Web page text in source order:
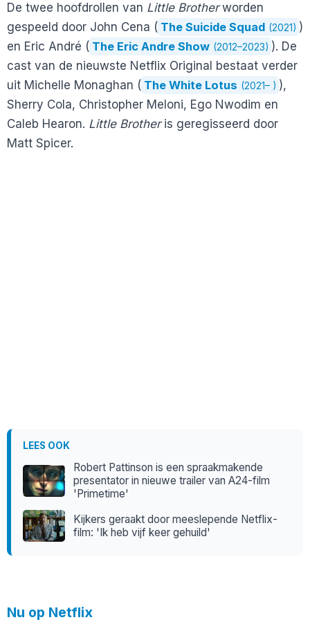
De twee hoofdrollen van Little Brotherworden
gespeeld door John Cena ( The Suicide Squad (2021) )
en Eric André ( The Eric Andre Show (2012–2023) ). De
cast van de nieuwste Netflix Original bestaat verder
uit Michelle Monaghan ( The White Lotus (2021– ) ),
Sherry Cola, Christopher Meloni, Ego Nwodim en
Caleb Hearon. Little Brotheris geregisseerd door
Matt Spicer.
LEES OOK
Robert Pattinson is een spraakmakende
presentator in nieuwe trailer van A24-film
'Primetime'
Kijkers geraakt door meeslepende Netflix-
film: 'Ik heb vijf keer gehuild'
Nu op Netflix